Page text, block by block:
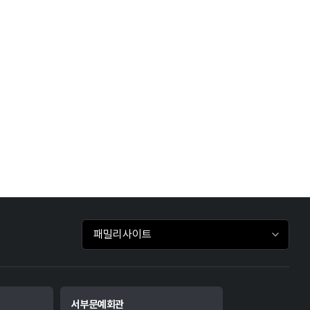
패밀리사이트 바로가기
서부문예회관